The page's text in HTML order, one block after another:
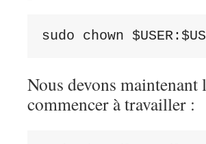
sudo chown
Nous devons
commencer à travailler :